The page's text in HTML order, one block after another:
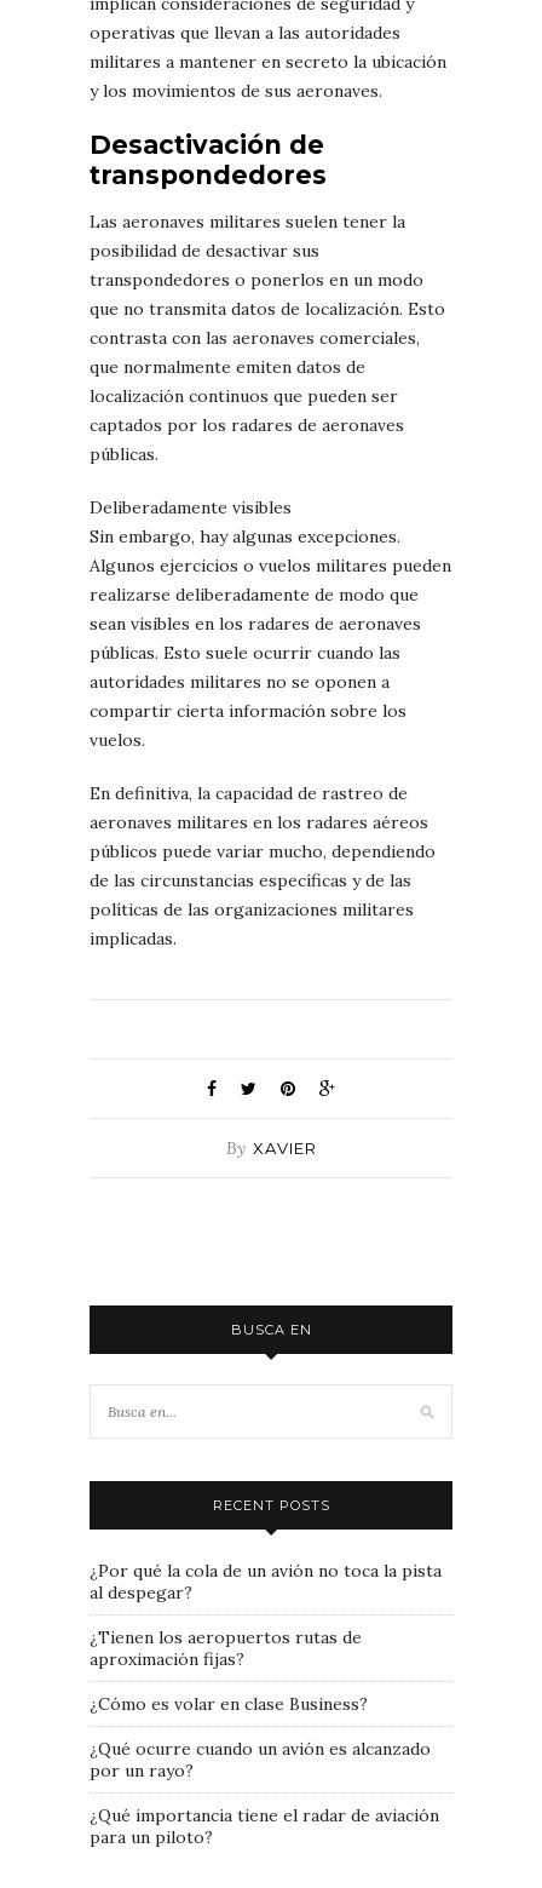
operativas que llevan a las autoridades
militares a mantener en secreto la ubicación
y los movimientos de sus aeronaves.
Desactivación de
transpondedores
Las aeronaves militares suelen tener la
posibilidad de desactivar sus
transpondedores o ponerlos en un modo
que no transmita datos de localización. Esto
contrasta con las aeronaves comerciales,
que normalmente emiten datos de
localización continuos que pueden ser
captados por los radares de aeronaves
públicas.
Deliberadamente visibles
Sin embargo, hay algunas excepciones.
Algunos ejercicios o vuelos militares pueden
realizarse deliberadamente de modo que
sean visibles en los radares de aeronaves
públicas. Esto suele ocurrir cuando las
autoridades militares no se oponen a
compartir cierta información sobre los
vuelos.
En definitiva, la capacidad de rastreo de
aeronaves militares en los radares aéreos
públicos puede variar mucho, dependiendo
de las circunstancias específicas y de las
políticas de las organizaciones militares
implicadas.
By XAVIER
BUSCA EN
RECENT POSTS
¿Por qué la cola de un avión no toca la pista
al despegar?
¿Tienen los aeropuertos rutas de
aproximación fijas?
¿Cómo es volar en clase Business?
¿Qué ocurre cuando un avión es alcanzado
por un rayo?
¿Qué importancia tiene el radar de aviación
para un piloto?